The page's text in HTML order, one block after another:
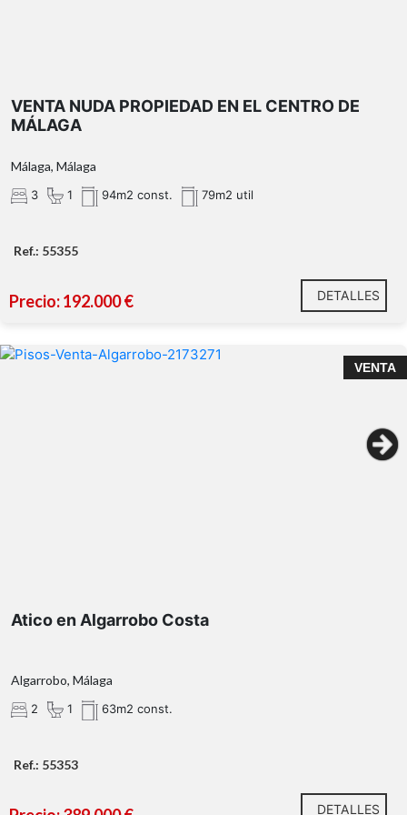
VENTA NUDA PROPIEDAD EN EL CENTRO DE
MÁLAGA
Málaga, Málaga
3 1 94m2 const. 79m2 util
Ref.: 55355
Precio: 192.000 € DETALLES
VENTA
Ático en venta en Algarrobo Costa – Sol, mar y
Atico en Algarrobo Costa
Algarrobo, Málaga
2 1 63m2 const.
Ref.: 55353
DETALLES